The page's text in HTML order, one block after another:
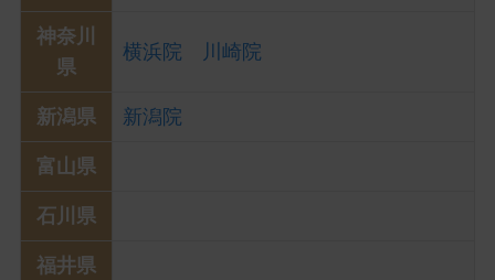
神奈川
県
横浜院 川崎院
新潟県 新潟院
富山県
石川県
福井県